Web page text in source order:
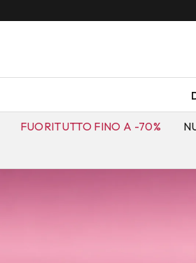
FUORITUTTO FINO A -70%